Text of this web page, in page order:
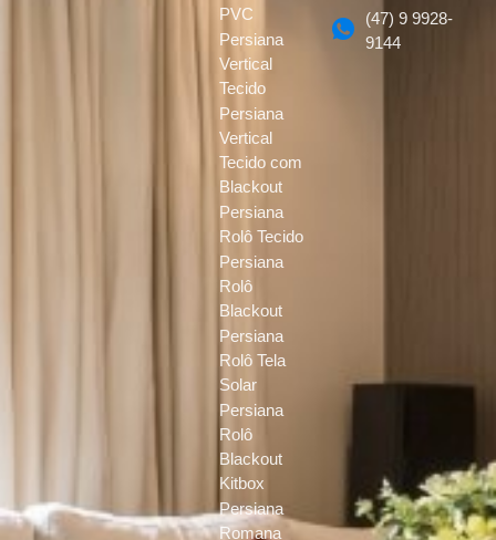
PVC
Persiana
Vertical
Tecido
Persiana
Vertical
Tecido com
Blackout
Persiana
Rolô Tecido
Persiana
Rolô
Blackout
Persiana
Rolô Tela
Solar
Persiana
Rolô
Blackout
Kitbox
Persiana
Romana
(47) 9 9928-
9144